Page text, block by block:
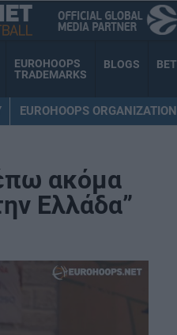
EUROHOOPS
TRADEMARKS
BLOGS BET
EUROHOOPS ORGANIZATION
ακόμα
Ελλάδα”